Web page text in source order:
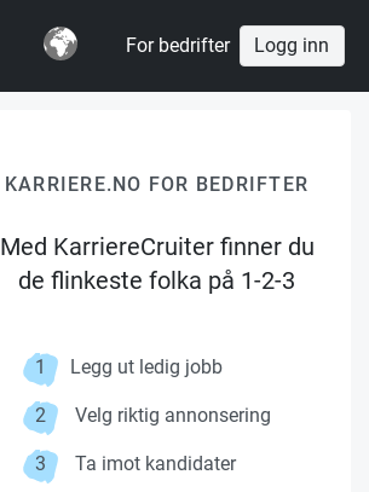
For bedrifter Logg inn
KARRIERE.NO FOR BEDRIFTER
Med KarriereCruiter finner du
de flinkeste folka på 1-2-3
1 Legg ut ledig jobb
2 Velg riktig annonsering
3 Ta imot kandidater